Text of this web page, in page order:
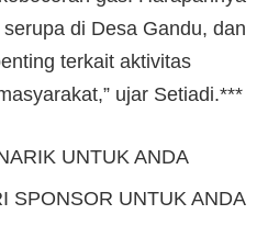
di Desa Gandu, dan
terkait aktivitas
ujar Setiadi.***
UNTUK ANDA
SPONSOR UNTUK ANDA